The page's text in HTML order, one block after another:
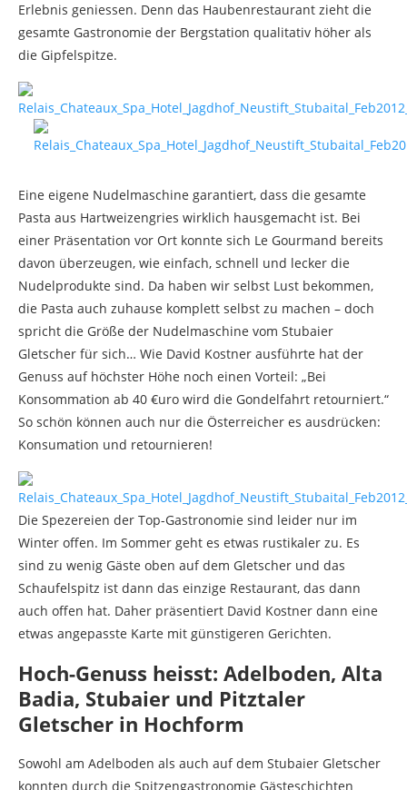
Erlebnis geniessen. Denn das Haubenrestaurant zieht die
gesamte Gastronomie der Bergstation qualitativ höher als
die Gipfelspitze.
Eine eigene Nudelmaschine garantiert, dass die gesamte
Pasta aus Hartweizengries wirklich hausgemacht ist. Bei
einer Präsentation vor Ort konnte sich Le Gourmand bereits
davon überzeugen, wie einfach, schnell und lecker die
Nudelprodukte sind. Da haben wir selbst Lust bekommen,
die Pasta auch zuhause komplett selbst zu machen – doch
spricht die Größe der Nudelmaschine vom Stubaier
Gletscher für sich… Wie David Kostner ausführte hat der
Genuss auf höchster Höhe noch einen Vorteil: „Bei
Konsommation ab 40 €uro wird die Gondelfahrt retourniert.“
So schön können auch nur die Österreicher es ausdrücken:
Konsumation und retournieren!
Die Spezereien der Top-Gastronomie sind leider nur im
Winter offen. Im Sommer geht es etwas rustikaler zu. Es
sind zu wenig Gäste oben auf dem Gletscher und das
Schaufelspitz ist dann das einzige Restaurant, das dann
auch offen hat. Daher präsentiert David Kostner dann eine
etwas angepasste Karte mit günstigeren Gerichten.
Hoch-Genuss heisst: Adelboden, Alta
Badia, Stubaier und Pitztaler
Gletscher in Hochform
Sowohl am Adelboden als auch auf dem Stubaier Gletscher
konnten durch die Spitzengastronomie Gästeschichten